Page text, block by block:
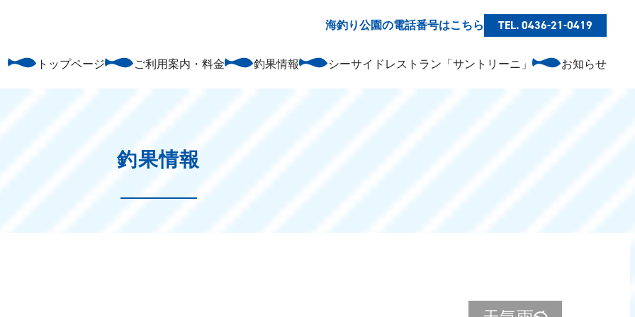
海釣り公園の電話番号はこちら TEL. 0436-21-0419
トップページ ご利用案内・料金 釣果情報 シーサイドレストラン「サントリーニ」 お知らせ
釣果情報